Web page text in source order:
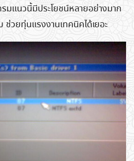
มแนวนี้มีประโยชน์หลายอย่างมาก
วยทุ่นแรงงานเทคนิคได้เยอะ